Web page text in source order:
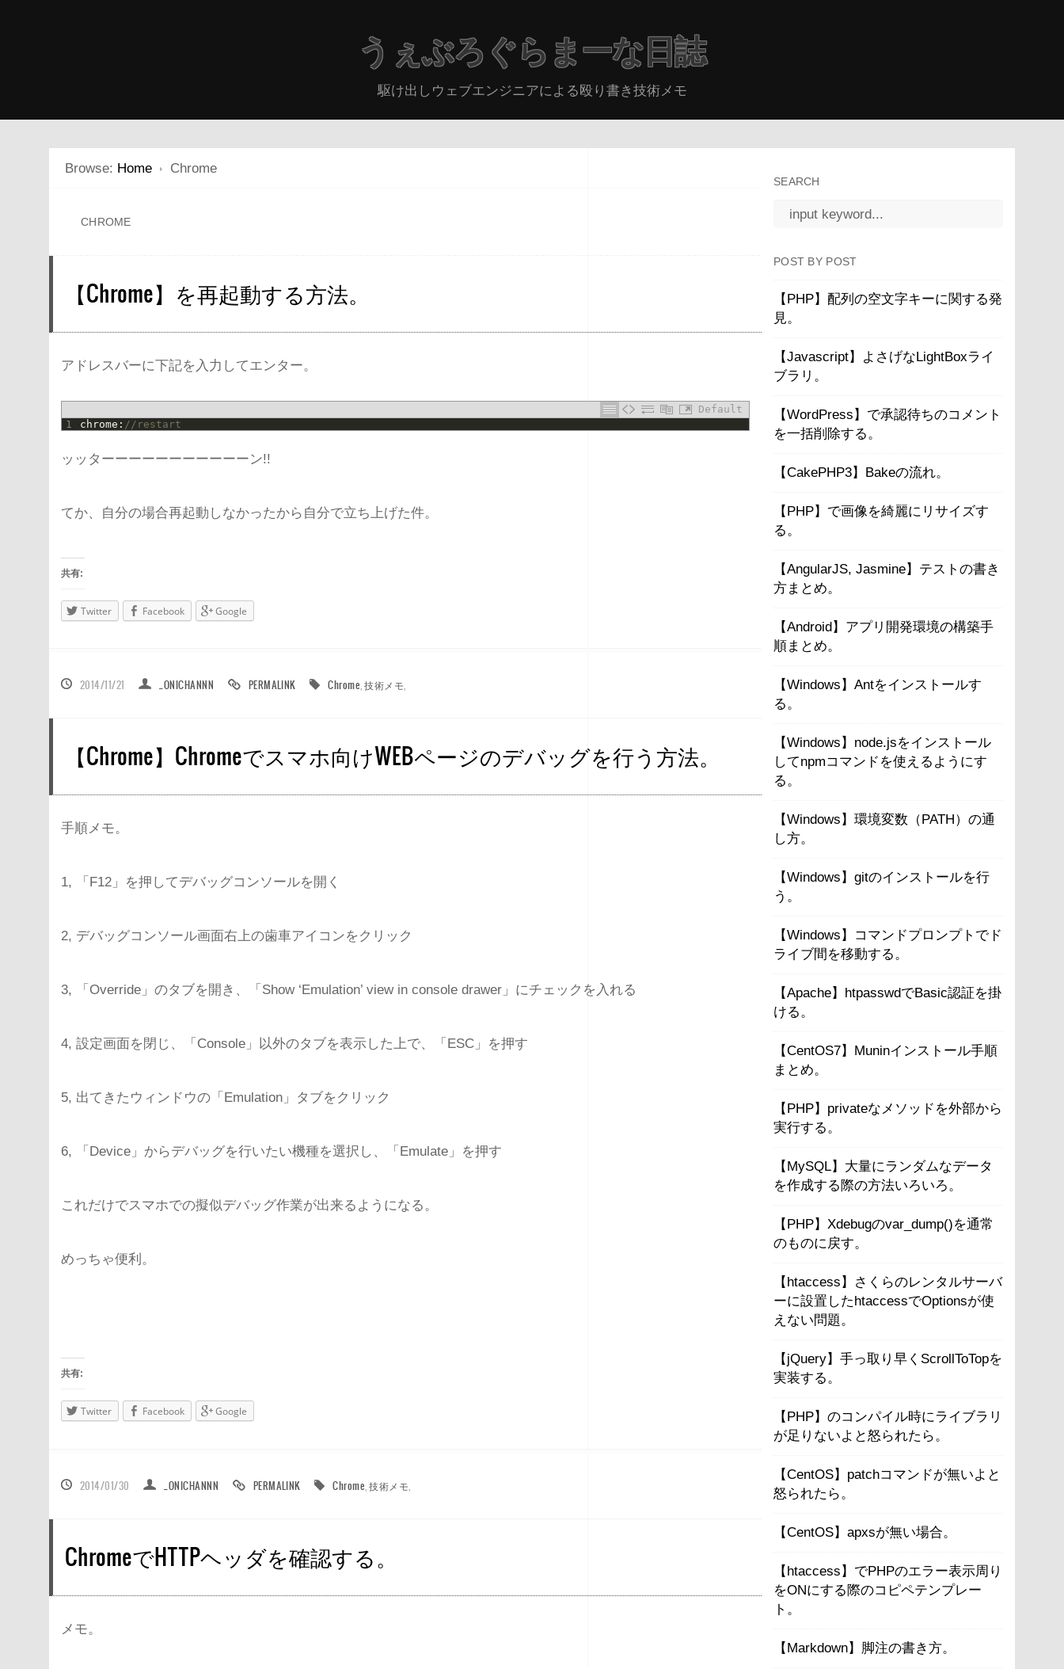
うぇぶろぐらまーな日誌
駆け出しウェブエンジニアによる殴り書き技術メモ
Browse: Home Chrome
CHROME
【Chrome】を再起動する方法。
アドレスバーに下記を入力してエンター。
Default
1
chrome : //restart
ッッターーーーーーーーーーーン!!
てか、自分の場合再起動しなかったから自分で立ち上げた件。
共有:
Twitter Facebook Google
2014/11/21 _ONICHANNN PERMALINK Chrome ,技術メモ
【Chrome】Chromeでスマホ向けWEBページのデバッグを行う方法。
手順メモ。
1, 「F12」を押してデバッグコンソールを開く
2, デバッグコンソール画面右上の歯車アイコンをクリック
3, 「Override」のタブを開き、「Show ‘Emulation’ view in console drawer」にチェックを入れる
4, 設定画面を閉じ、「Console」以外のタブを表示した上で、「ESC」を押す
5, 出てきたウィンドウの「Emulation」タブをクリック
6, 「Device」からデバッグを行いたい機種を選択し、「Emulate」を押す
これだけでスマホでの擬似デバッグ作業が出来るようになる。
めっちゃ便利。
共有:
Twitter Facebook Google
2014/01/30 _ONICHANNN PERMALINK Chrome ,技術メモ
ChromeでHTTPヘッダを確認する。
メモ。
SEARCH
POST BY POST
【PHP】配列の空文字キーに関する発
見。
【Javascript】よさげなLightBoxライ
ブラリ。
【WordPress】で承認待ちのコメント
を一括削除する。
【CakePHP3】Bakeの流れ。
【PHP】で画像を綺麗にリサイズす
る。
【AngularJS, Jasmine】テストの書き
方まとめ。
【Android】アプリ開発環境の構築手
順まとめ。
【Windows】Antをインストールす
る。
【Windows】node.jsをインストール
してnpmコマンドを使えるようにす
る。
【Windows】環境変数（PATH）の通
し方。
【Windows】gitのインストールを行
う。
【Windows】コマンドプロンプトでド
ライブ間を移動する。
【Apache】htpasswdでBasic認証を掛
ける。
【CentOS7】Muninインストール手順
まとめ。
【PHP】privateなメソッドを外部から
実行する。
【MySQL】大量にランダムなデータ
を作成する際の方法いろいろ。
【PHP】Xdebugのvar_dump()を通常
のものに戻す。
【htaccess】さくらのレンタルサーバ
ーに設置したhtaccessでOptionsが使
えない問題。
【jQuery】手っ取り早くScrollToTopを
実装する。
【PHP】のコンパイル時にライブラリ
が足りないよと怒られたら。
【CentOS】patchコマンドが無いよと
怒られたら。
【CentOS】apxsが無い場合。
【htaccess】でPHPのエラー表示周り
をONにする際のコピペテンプレー
ト。
【Markdown】脚注の書き方。